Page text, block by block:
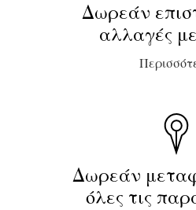
Δωρεάν
αλλαγές
Δωρεάν
όλες τις